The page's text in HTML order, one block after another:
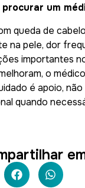
um
queda de
na pele, dor
importantes
o
é apoio,
quando